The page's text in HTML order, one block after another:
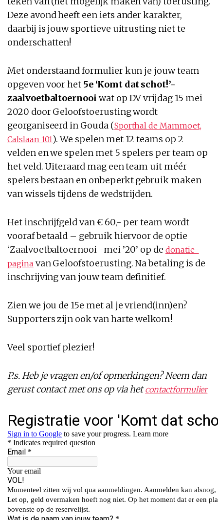
Deze avond heeft een iets ander karakter,
daarbij is jouw sportieve uitrusting niet te
onderschatten!
Met onderstaand formulier kun je jouw team
opgeven voor het 5e ‘Komt dat schot!’-
zaalvoetbaltoernooi wat op DV vrijdag 15 mei
2020 door Geloofstoerusting wordt
georganiseerd in Gouda (Sporthal de Mammoet,
Calslaan 101). We spelen met 12 teams op 2
velden en we spelen met 5 spelers per team op
het veld. Uiteraard mag een team uit méér
spelers bestaan en onbeperkt gebruik maken
van wissels tijdens de wedstrijden.
Het inschrijfgeld van € 60,- per team wordt
vooraf betaald – gebruik hiervoor de optie
‘Zaalvoetbaltoernooi -mei ’20’ op dedonatie-
pagina van Geloofstoerusting. Na betaling is de
inschrijving van jouw team definitief.
Zien we jou de 15e met al je vriend(inn)en?
Supporters zijn ook van harte welkom!
Veel sportief plezier!
P.s. Heb je vragen en/of opmerkingen? Neem dan
gerust contact met ons op via hetcontactformulier